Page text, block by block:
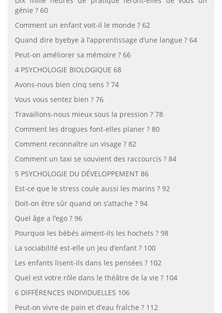
génie ? 60
Comment un enfant voit-il le monde ? 62
Quand dire byebye à l’apprentissage d’une langue ? 64
Peut-on améliorer sa mémoire ? 66
4 PSYCHOLOGIE BIOLOGIQUE 68
Avons-nous bien cinq sens ? 74
Vous vous sentez bien ? 76
Travaillons-nous mieux sous la pression ? 78
Comment les drogues font-elles planer ? 80
Comment reconnaître un visage ? 82
Comment un taxi se souvient des raccourcis ? 84
5 PSYCHOLOGIE DU DÉVELOPPEMENT 86
Est-ce que le stress coule aussi les marins ? 92
Doit-on être sûr quand on s’attache ? 94
Quel âge a l’ego ? 96
Pourquoi les bébés aiment-ils les hochets ? 98
La sociabilité est-elle un jeu d’enfant ? 100
Les enfants lisent-ils dans les pensées ? 102
Quel est votre rôle dans le théâtre de la vie ? 104
6 DIFFÉRENCES INDIVIDUELLES 106
Peut-on vivre de pain et d’eau fraîche ? 112